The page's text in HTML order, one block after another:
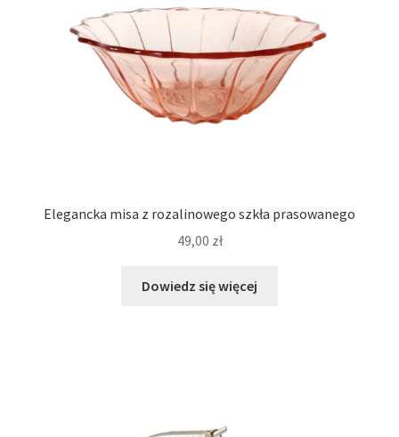
Elegancka misa z rozalinowego szkła prasowanego
49,00 zł
Dowiedz się więcej